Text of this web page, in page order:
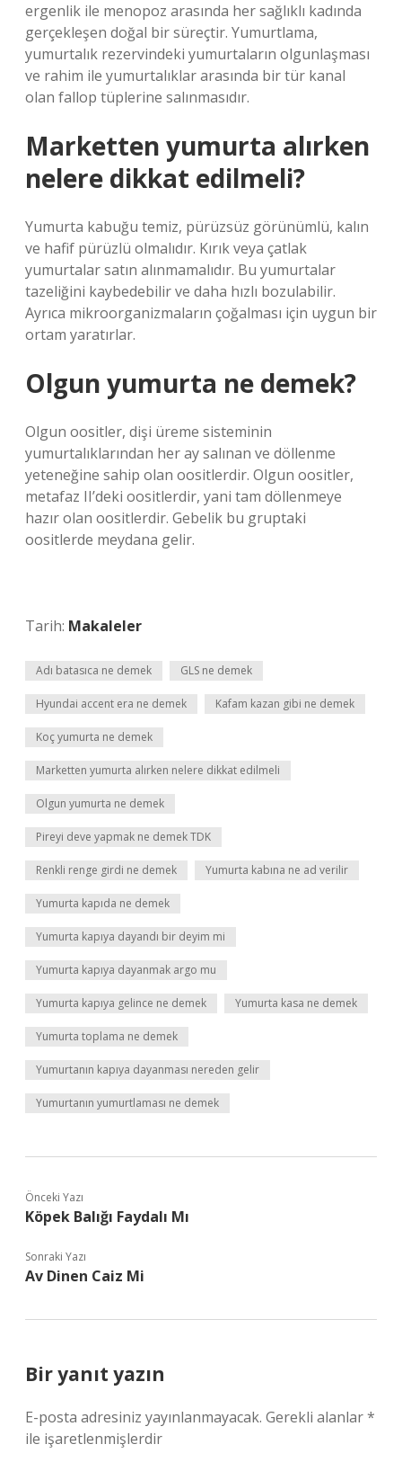
ergenlik ile menopoz arasında her sağlıklı kadında
gerçekleşen doğal bir süreçtir. Yumurtlama,
yumurtalık rezervindeki yumurtaların olgunlaşması
ve rahim ile yumurtalıklar arasında bir tür kanal
olan fallop tüplerine salınmasıdır.
Marketten yumurta alırken
nelere dikkat edilmeli?
Yumurta kabuğu temiz, pürüzsüz görünümlü, kalın
ve hafif pürüzlü olmalıdır. Kırık veya çatlak
yumurtalar satın alınmamalıdır. Bu yumurtalar
tazeliğini kaybedebilir ve daha hızlı bozulabilir.
Ayrıca mikroorganizmaların çoğalması için uygun bir
ortam yaratırlar.
Olgun yumurta ne demek?
Olgun oositler, dişi üreme sisteminin
yumurtalıklarından her ay salınan ve döllenme
yeteneğine sahip olan oositlerdir. Olgun oositler,
metafaz II’deki oositlerdir, yani tam döllenmeye
hazır olan oositlerdir. Gebelik bu gruptaki
oositlerde meydana gelir.
Tarih: Makaleler
Adı batasıca ne demek GLS ne demek
Hyundai accent era ne demek Kafam kazan gibi ne demek
Koç yumurta ne demek
Marketten yumurta alırken nelere dikkat edilmeli
Olgun yumurta ne demek
Pireyi deve yapmak ne demek TDK
Renkli renge girdi ne demek Yumurta kabına ne ad verilir
Yumurta kapıda ne demek
Yumurta kapıya dayandı bir deyim mi
Yumurta kapıya dayanmak argo mu
Yumurta kapıya gelince ne demek Yumurta kasa ne demek
Yumurta toplama ne demek
Yumurtanın kapıya dayanması nereden gelir
Yumurtanın yumurtlaması ne demek
Önceki Yazı
Köpek Balığı Faydalı Mı
Sonraki Yazı
Av Dinen Caiz Mi
Bir yanıt yazın
E-posta adresiniz yayınlanmayacak. Gerekli alanlar*
ile işaretlenmişlerdir